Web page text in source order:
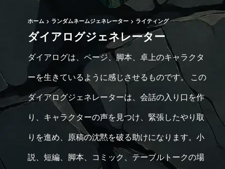
ホーム ランダムネームジェネレーター ライティング
ダイアログジェネレーター
ダイアログは、ページ、脚本、卓上のキャラクタ
ーを生きているように感じさせるものです。 この
ダイアログジェネレーターは、会話の入り口を作
り、キャラクターの声を見つけ、緊張したやり取
りを進め、原稿の沈黙を破る助けになります。小
説、短編、脚本、コミック、テーブルトークの場